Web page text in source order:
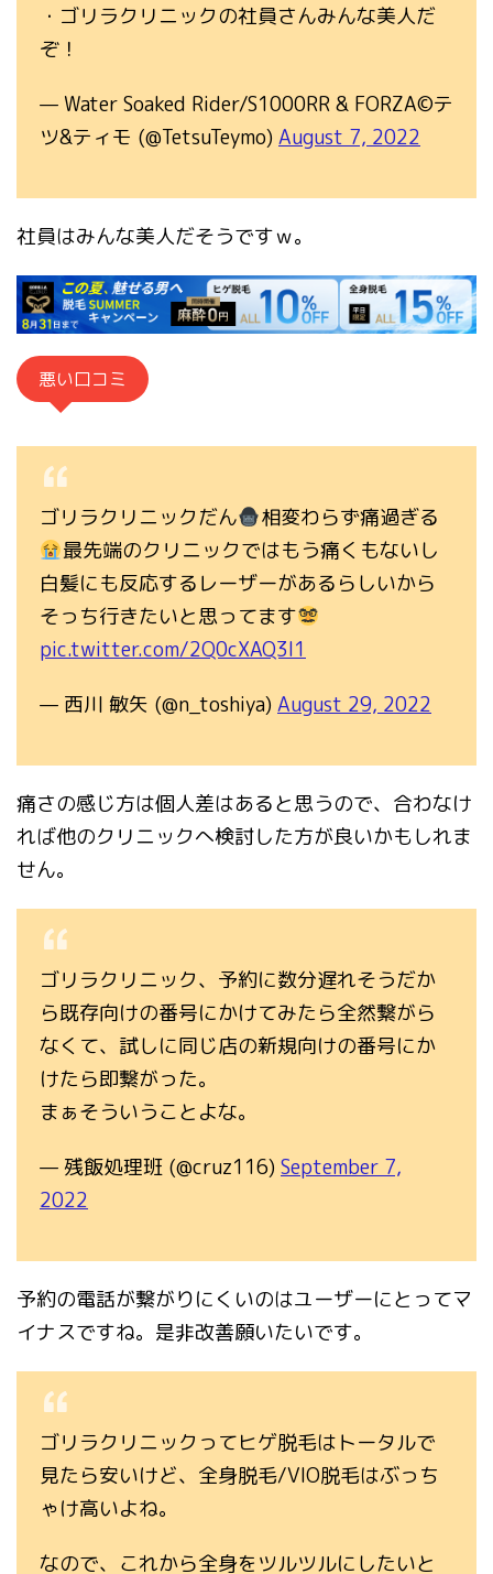
・ゴリラクリニックの社員さんみんな美人だ
ぞ！
— Water Soaked Rider/S1000RR & FORZA©テ
ツ&ティモ (@TetsuTeymo) August 7, 2022
社員はみんな美人だそうですｗ。
悪い口コミ
ゴリラクリニックだん
相変わらず痛過ぎる
最先端のクリニックではもう痛くもないし
白髪にも反応するレーザーがあるらしいから
そっち行きたいと思ってます
pic.twitter.com/2Q0cXAQ3I1
— 西川 敏矢 (@n_toshiya) August 29, 2022
痛さの感じ方は個人差はあると思うので、合わなけ
れば他のクリニックへ検討した方が良いかもしれま
せん。
ゴリラクリニック、予約に数分遅れそうだか
ら既存向けの番号にかけてみたら全然繋がら
なくて、試しに同じ店の新規向けの番号にか
けたら即繋がった。
まぁそういうことよな。
— 残飯処理班 (@cruz116) September 7,
2022
予約の電話が繋がりにくいのはユーザーにとってマ
イナスですね。是非改善願いたいです。
ゴリラクリニックってヒゲ脱毛はトータルで
見たら安いけど、全身脱毛/VIO脱毛はぶっち
ゃけ高いよね。
なので、これから全身をツルツルにしたいと